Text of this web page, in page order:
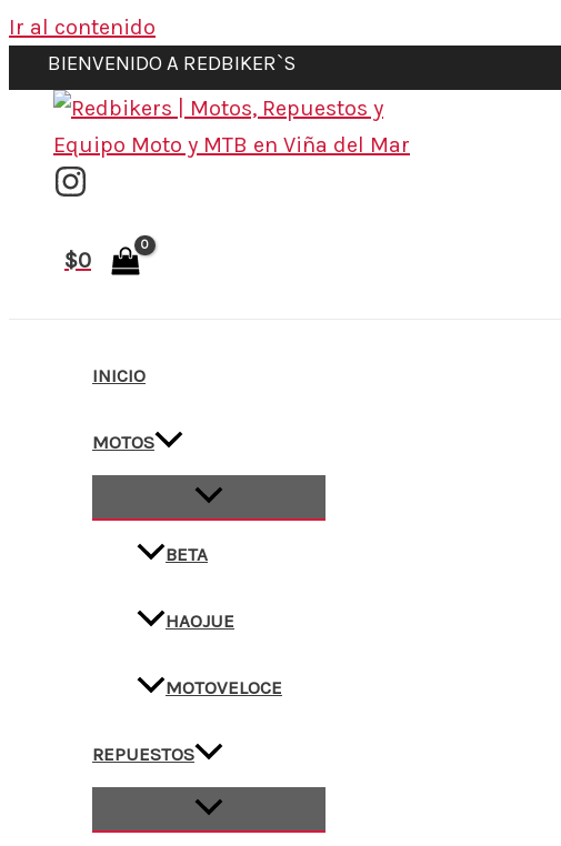
Ir al contenido
BIENVENIDO A REDBIKER`S
$0
INICIO
MOTOS
BETA
HAOJUE
MOTOVELOCE
REPUESTOS